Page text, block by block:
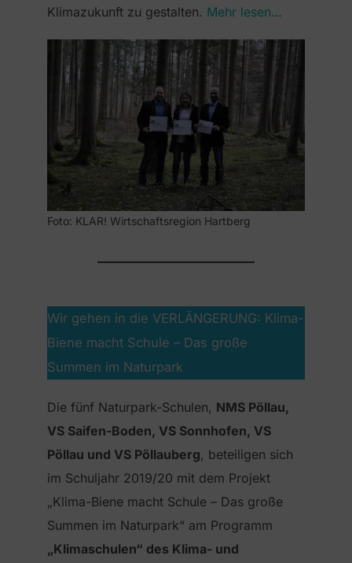
Klimazukunft zu gestalten. Mehr lesen…
Foto: KLAR! Wirtschaftsregion Hartberg
Wir gehen in die VERLÄNGERUNG: Klima-
Biene macht Schule – Das große
Summen im Naturpark
Die fünf Naturpark-Schulen, NMS Pöllau,
VS Saifen-Boden, VS Sonnhofen, VS
Pöllau und VS Pöllauberg, beteiligen sich
im Schuljahr 2019/20 mit dem Projekt
„Klima-Biene macht Schule – Das große
Summen im Naturpark“ am Programm
„Klimaschulen“ des Klima- und